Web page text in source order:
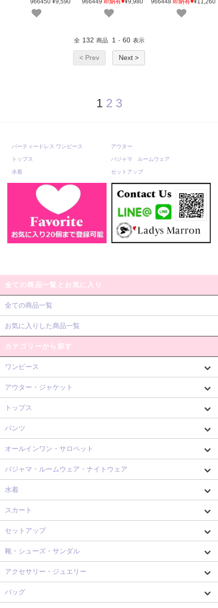
全 132 商品 1 - 60 表示
< Prev Next >
1 2 3
パーティードレス ワンピース アウター
トップス パジャマ ルームウェア
水着 セットアップ
全ての商品一覧とお気に入り
全ての商品一覧
お気に入りした商品一覧
カテゴリーから探す
ワンピース
アウター・ジャケット
トップス
パンツ
オールインワン・サロペット
パジャマ・ルームウェア・ナイトウェア
水着
スカート
セットアップ
靴・シューズ・サンダル
アクセサリー・ジュエリー
バッグ